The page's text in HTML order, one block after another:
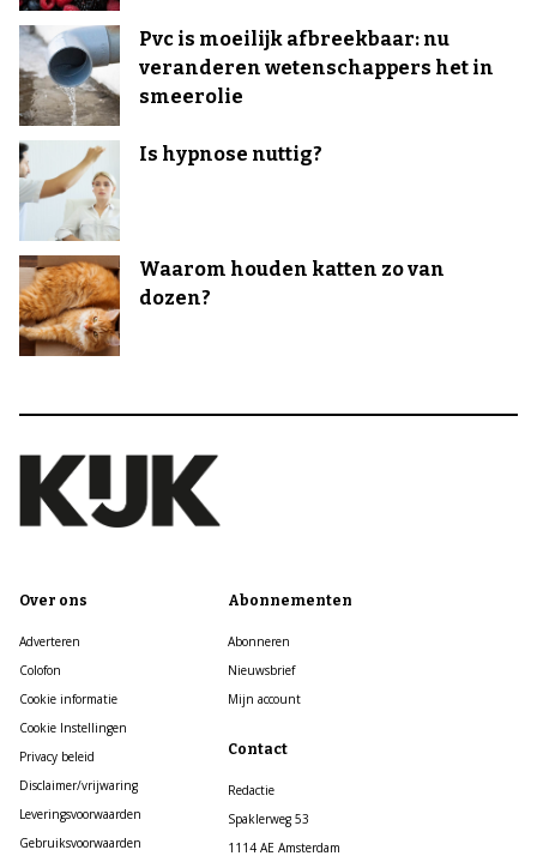
Pvc is moeilijk afbreekbaar: nu
veranderen wetenschappers het in
smeerolie
Is hypnose nuttig?
Waarom houden katten zo van
dozen?
Over ons
Adverteren
Colofon
Cookie informatie
Cookie Instellingen
Privacy beleid
Disclaimer/vrijwaring
Leveringsvoorwaarden
Gebruiksvoorwaarden
Abonnementen
Abonneren
Nieuwsbrief
Mijn account
Contact
Redactie
Spaklerweg 53
1114 AE Amsterdam